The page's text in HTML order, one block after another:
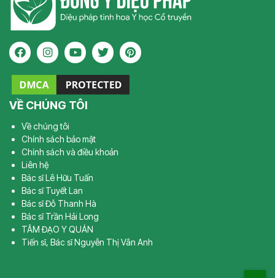
VỀ CHÚNG TÔI
Về chúng tôi
Chính sách bảo mật
Chính sách và điều khoản
Liên hệ
Bác sĩ Lê Hữu Tuấn
Bác sĩ Tuyết Lan
Bác sĩ Đỗ Thanh Hà
Bác sĩ Trần Hải Long
TÂM ĐẠO Y QUÁN
Tiến sĩ, Bác sĩ Nguyễn Thị Vân Anh